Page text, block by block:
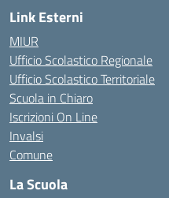
Link Esterni
MIUR
Ufficio Scolastico Regionale
Ufficio Scolastico Territoriale
Scuola in Chiaro
Iscrizioni On Line
Invalsi
Comune
La Scuola